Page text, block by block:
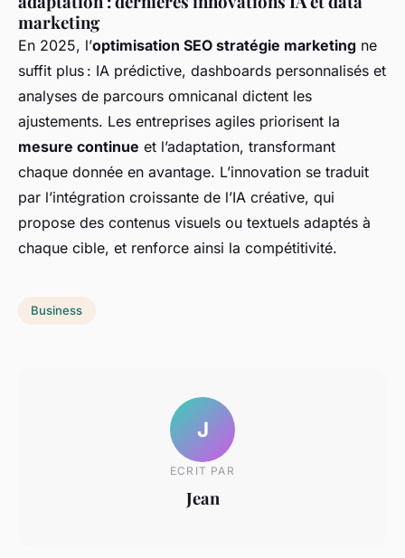
marketing
En 2025, l’optimisation SEO stratégie marketing ne
suffit plus : IA prédictive, dashboards personnalisés et
analyses de parcours omnicanal dictent les
ajustements. Les entreprises agiles priorisent la
mesure continue et l’adaptation, transformant
chaque donnée en avantage. L’innovation se traduit
par l’intégration croissante de l’IA créative, qui
propose des contenus visuels ou textuels adaptés à
chaque cible, et renforce ainsi la compétitivité.
Business
J
ECRIT PAR
Jean